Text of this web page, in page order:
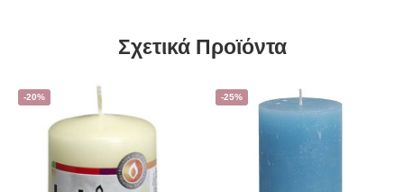
Σχετικά Προϊόντα
-20% -25%